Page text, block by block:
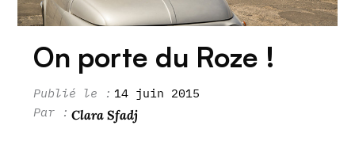
On porte du Roze !
14 juin 2015
Clara Sfadj